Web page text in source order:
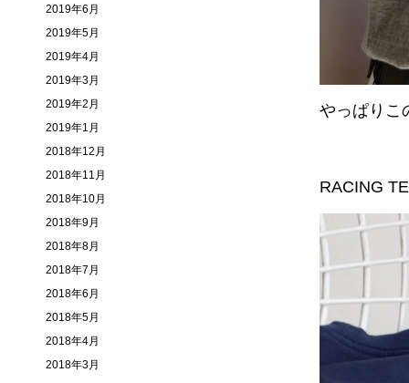
2019年6月
2019年5月
2019年4月
2019年3月
2019年2月
2019年1月
2018年12月
2018年11月
2018年10月
2018年9月
2018年8月
2018年7月
2018年6月
2018年5月
2018年4月
2018年3月
やっぱりこ
RACING